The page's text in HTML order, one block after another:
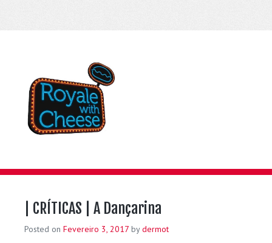
| CRÍTICAS | A Dançarina
Posted on Fevereiro 3, 2017 bydermot